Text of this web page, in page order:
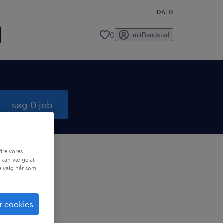
DAEN
0 mitRandstad
søg 0 job
vores
kan vælge at
valg når som
cookies